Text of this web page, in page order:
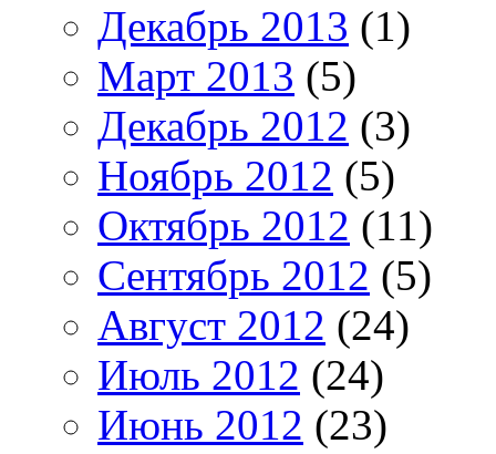
Декабрь 2013 (1)
Март 2013 (5)
Декабрь 2012 (3)
Ноябрь 2012 (5)
Октябрь 2012 (11)
Сентябрь 2012 (5)
Август 2012 (24)
Июль 2012 (24)
Июнь 2012 (23)